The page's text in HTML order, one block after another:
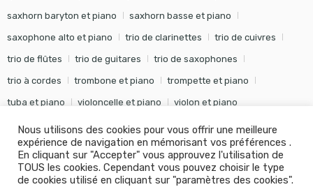
saxhorn baryton et piano saxhorn basse et piano
saxophone alto et piano trio de clarinettes trio de cuivres
trio de flûtes trio de guitares trio de saxophones
trio à cordes trombone et piano trompette et piano
tuba et piano violoncelle et piano violon et piano
© Editions Soldano - Tous droits réservés - Conception Khalid
Nous utilisons des cookies pour vous offrir une meilleure
expérience de navigation en mémorisant vos préférences .
En cliquant sur "Accepter" vous approuvez l'utilisation de
TOUS les cookies. Cependant vous pouvez choisir le type
de cookies utilisé en cliquant sur "paramètres des cookies".